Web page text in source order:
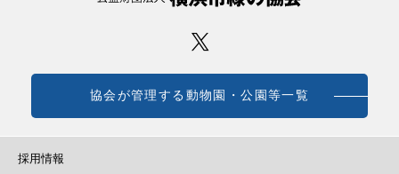
協会が管理する動物園・公園等一覧
採用情報